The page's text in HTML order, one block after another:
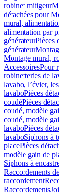
robinet mitigeur
détachées pour
mural,
alimentation par
générateurPièces
générateur
Montage mural,
AccessoiresPour
robinetteries de
lavabo, l’évier,
lavaboPièces
coudéPièces
coudé, modèle
coudé, modèle
lavaboPièces
lavaboSiphons à
placePièces
modèle gain de
Siphons à
Raccordements
raccordement
Raccordements